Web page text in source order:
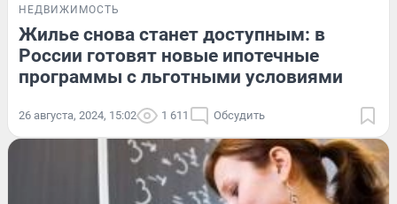
НЕДВИЖИМОСТЬ
Жилье снова станет доступным: в
России готовят новые ипотечные
программы с льготными условиями
26 августа, 2024, 15:02 1 611 Обсудить